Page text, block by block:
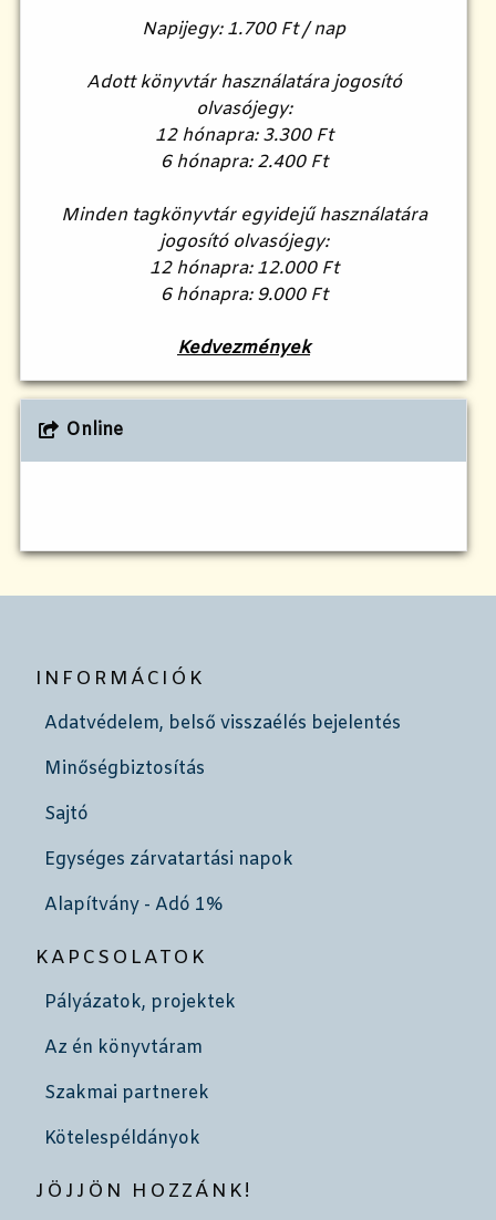
Napijegy: 1.700 Ft / nap
Adott könyvtár használatára jogosító
olvasójegy:
12 hónapra: 3.300 Ft
6 hónapra: 2.400 Ft
Minden tagkönyvtár egyidejű használatára
jogosító olvasójegy:
12 hónapra: 12.000 Ft
6 hónapra: 9.000 Ft
Kedvezmények
Online
INFORMÁCIÓK
Adatvédelem, belső visszaélés bejelentés
Minőségbiztosítás
Sajtó
Egységes zárvatartási napok
Alapítvány - Adó 1%
KAPCSOLATOK
Pályázatok, projektek
Az én könyvtáram
Szakmai partnerek
Kötelespéldányok
JÖJJÖN HOZZÁNK!